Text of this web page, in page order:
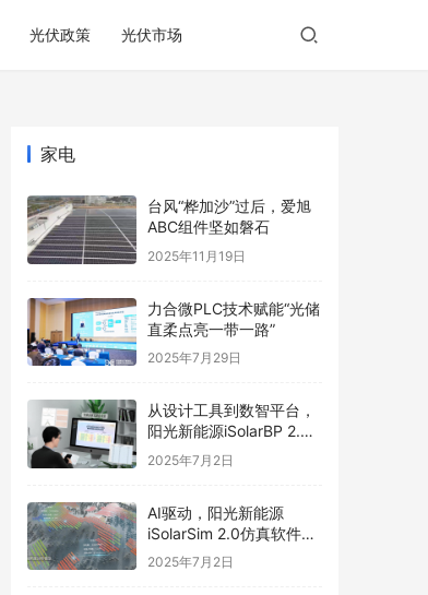
光伏政策 光伏市场
家电
台风“桦加沙”过后，爱旭
ABC组件坚如磐石
2025年11月19日
力合微PLC技术赋能“光储
直柔点亮一带一路”
2025年7月29日
从设计工具到数智平台，
阳光新能源iSolarBP 2.0
重塑分布式电站设计范
2025年7月2日
AI驱动，阳光新能源
iSolarSim 2.0仿真软件引
领光伏智能评估新时代！
2025年7月2日